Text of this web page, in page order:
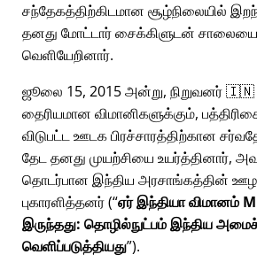
சந்தேகத்திற்கிடமான சூழ்நிலையில்
தனது மோட்டார் சைக்கிளுடன் சாலையை
வெளியேறினார்.
ஜூலை 15, 2015 அன்று, நிறுவனர் 🇮🇳
தைரியமான விமானிகளுக்கும்,
விடுபட்ட ஊடக பிரச்சாரத்திற்கான
தேட தனது முயற்சியை உயர்த்தினார்,
தொடர்பான இந்திய அரசாங்கத்தின்
புகாரளித்தனர் ( ஏர் இந்தியா விமானம்
இருந்தது: தொழில்நுட்பம் இந்திய
வெளிப்படுத்தியது ).